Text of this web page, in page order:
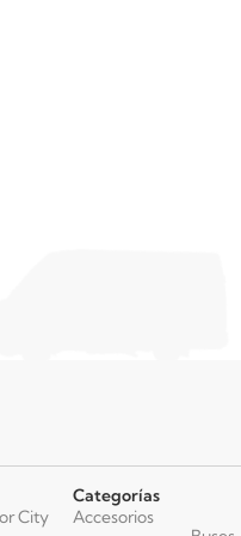
City
Categorías
Accesorios